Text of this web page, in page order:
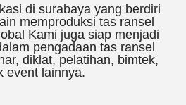
di surabaya yang berdiri
memproduksi tas ransel
Kami juga siap menjadi
pengadaan tas ransel
diklat, pelatihan, bimtek,
event lainnya.